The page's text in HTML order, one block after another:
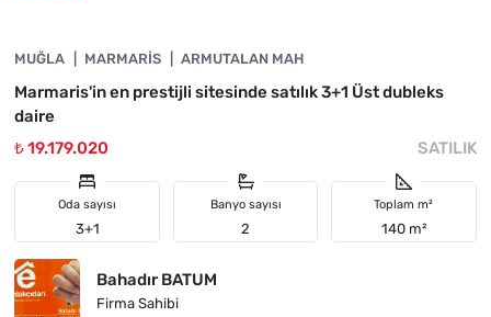
YATIRIMA UYGUN
MUĞLA MARMARIS ARMUTALAN MAH
Marmaris'in en prestijli sitesinde satılık 3+1 Üst dubleks
daire
₺ 19.179.020
SATILIK
Oda sayısı
3+1
Banyo sayısı
2
Toplam m²
140 m²
Bahadır BATUM
Firma Sahibi